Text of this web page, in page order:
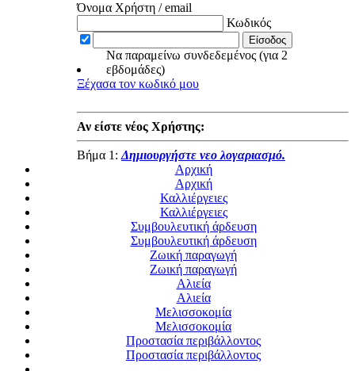
Όνομα Χρήστη / email
Κωδικός
Να παραμείνω συνδεδεμένος (για 2
εβδομάδες)
Ξέχασα τον κωδικό μου
Αν είστε νέος Χρήστης:
Βήμα 1: Δημιουργήστε νεο λογαριασμό.
Αρχική
Αρχική
Καλλιέργειες
Καλλιέργειες
Συμβουλευτική άρδευση
Συμβουλευτική άρδευση
Ζωική παραγωγή
Ζωική παραγωγή
Αλιεία
Αλιεία
Μελισσοκομία
Μελισσοκομία
Προστασία περιβάλλοντος
Προστασία περιβάλλοντος